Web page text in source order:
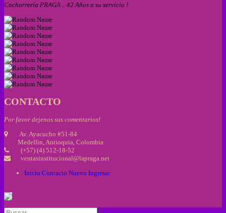
Cacharrería PRAGA .. 42 Años a su servicio !
CONTACTO
Por favor dejenos sus comentarios!
Av. Ayacucho #51-84
Medellin, Antioquia, Colombia
(+57) (4) 512-18-52
ventasinstitucional@lapraga.net
Inicio Contacto Nuevo Ingresar